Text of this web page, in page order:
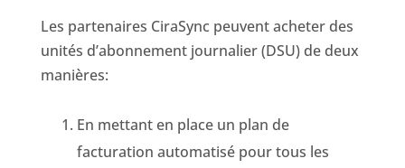
Les partenaires CiraSync peuvent acheter des
unités d’abonnement journalier (DSU) de deux
manières:
En mettant en place un plan de
facturation automatisé pour tous les